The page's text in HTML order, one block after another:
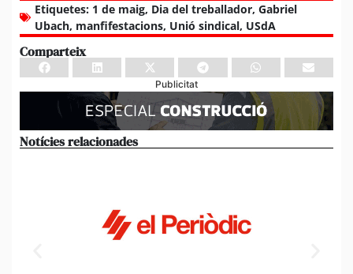
Etiquetes: 1 de maig, Dia del treballador, Gabriel
Ubach, manfifestacions, Unió sindical, USdA
Comparteix
Publicitat
Notícies relacionades